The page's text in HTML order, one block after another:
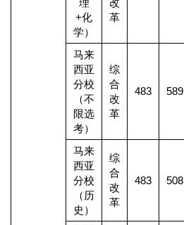
理
+化
学）
改
革
马来
西亚
分校
（不
限选
考）
综
合
改
革
483 589
马来
西亚
分校
（历
史）
综
合
改
革
483 508